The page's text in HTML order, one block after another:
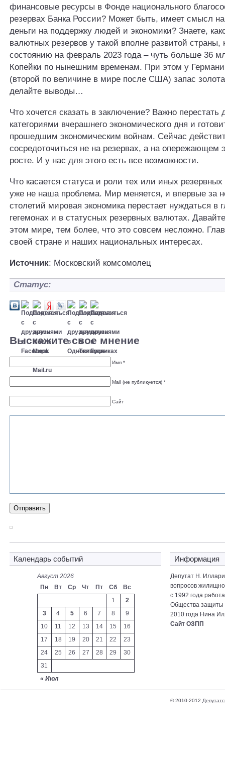
финансовые ресурсы в Фонде национального
резервах Банка России? Может быть, имеет смысл
деньги на поддержку людей и экономики? Знаете,
валютных резервов у такой вполне развитой страны,
состоянию на февраль 2023 года – чуть больше 36
Копейки по нынешним временам. При этом у
(второй по величине в мире после США) запас
делайте выводы…
Что хочется сказать в заключение? Важно перестать
категориями вчерашнего экономического дня и
прошедшим экономическим войнам. Сейчас
сосредоточиться не на резервах, а на опережающем
росте. И у нас для этого есть все возможности.
Что касается статуса и роли тех или иных
уже не наша проблема. Мир меняется, и впервые за
столетий мировая экономика перестает нуждаться в
гегемонах и в статусных резервных валютах.
этом мире, тем более, что это совсем несложно.
своей стране и наших национальных интересах.
Источник: Московский комсомолец
Статус:
Выскажите свое мнение
Имя *
Mail (не публикуется) *
Сайт
Календарь событий
Август 2026
Пн
Вт Ср Чт Пт Сб Вс
« Июл
1
2
3
4 5 6 7 8
9
10
11 12 13 14 15
16
17
18 19 20 21 22
23
24
25 26 27 28 29
30
31
Информация
Депутат Н.
вопросов
с 1992 года
Общества защиты
2010 года Нина
Сайт ОЗПП
© 2010-2012